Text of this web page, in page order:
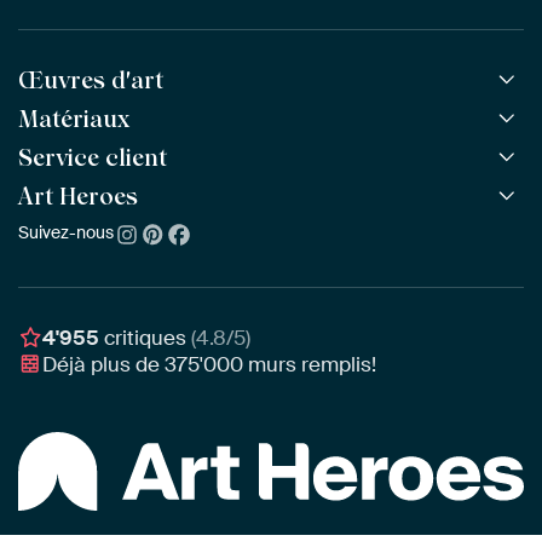
Œuvres d'art
Toutes les œuvres
Toutes les collections
Tous les artistes
Meilleures ventes
Matériaux
ArtFrame™ POPULAIRE
ArtFrame™ en bois
Toile
Service client
Questions fréquentes
Commander
Montage & Accrochage
Chèques cadeaux
Art Heroes
À propos de nous
Récompenses
Professionnels
Suivez-nous
4'955 critiques(4.8/5)
Déjà plus de375'000 murs remplis!